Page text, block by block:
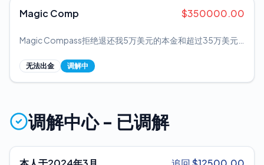
到的回复均为“出金通道变更，正积极寻求通路，请耐心等
去了，还没有到账。我在昨晚又出了一笔6000美金，今天上
Magic Comp $350000.00
Magic Compass拒绝退还我5万美元的本金和超过35万美元
瑞金业有关联，正在窃取交易者的资金。
无法出金 调解中
调解中心 - 已调解